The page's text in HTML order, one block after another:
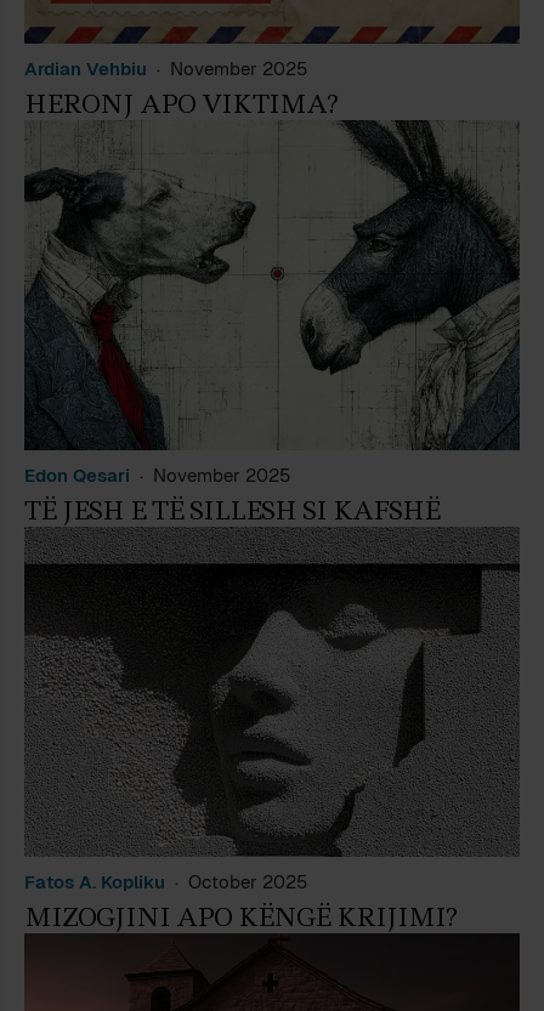
Ardian Vehbiu November 2025
HERONJ APO VIKTIMA?
Edon Qesari November 2025
TË JESH E TË SILLESH SI KAFSHË
Fatos A. Kopliku October 2025
MIZOGJINI APO KËNGË KRIJIMI?